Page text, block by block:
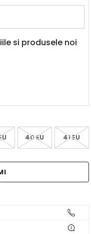
si produsele noi
40 EU 41 EU